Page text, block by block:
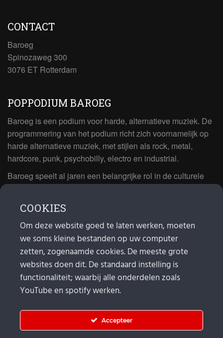
CONTACT
Baroeg
Spinozaweg 300
3076 ET Rotterdam
POPPODIUM BAROEG
Baroeg is een podium voor harde, alternatieve muziek. De
programmering van het podium richt zich voornamelijk op
harde alternatieve muziek, met stijlen als rock, metal,
hardcore, punk, psychobilly, electro en industrial.
Baroeg speelt al jaren een belangrijke rol in de culturele
jaar.
MAIL
Algemeen:info@baroeg.nl
Bands & boeking: leon@baroeg.nl
Promotie & publiciteit: francis@baroeg.nl
COOKIES
Om deze website goed te laten werken, moeten
we soms kleine bestanden op uw computer
zetten, zogenaamde cookies. De meeste grote
websites doen dit. De standaard instelling is
functionaliteit; waarbij alle onderdelen zoals
YouTube en spotify werken.
Accepteer